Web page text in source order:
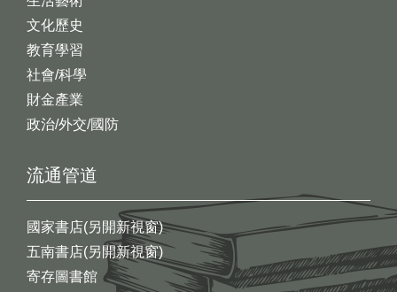
文化歷史
教育學習
社會/科學
財金產業
政治/外交/國防
流通管道
國家書店(另開新視窗)
五南書店(另開新視窗)
寄存圖書館